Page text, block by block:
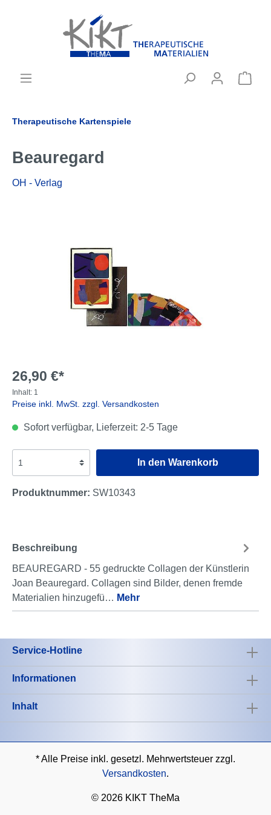
Therapeutische Kartenspiele
Beauregard
OH - Verlag
26,90 €*
Inhalt: 1
Preise inkl. MwSt. zzgl. Versandkosten
Sofort verfügbar, Lieferzeit: 2-5 Tage
In den Warenkorb
Produktnummer: SW10343
Beschreibung
BEAUREGARD - 55 gedruckte Collagen der Künstlerin
Joan Beauregard. Collagen sind Bilder, denen fremde
Materialien hinzugefü… Mehr
Service-Hotline
Informationen
Inhalt
* Alle Preise inkl. gesetzl. Mehrwertsteuer zzgl.
Versandkosten.
© 2026 KIKT TheMa